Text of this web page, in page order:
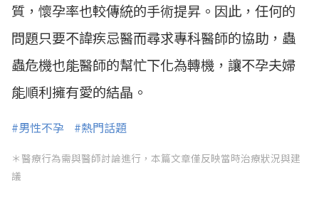
質，懷孕率也較傳統的手術提昇。因此，任何的
問題只要不諱疾忌醫而尋求專科醫師的協助，蟲
蟲危機也能醫師的幫忙下化為轉機，讓不孕夫婦
能順利擁有愛的結晶。
#男性不孕 #熱門話題
＊醫療行為需與醫師討論進行，本篇文章僅反映當時治療狀況與建
議